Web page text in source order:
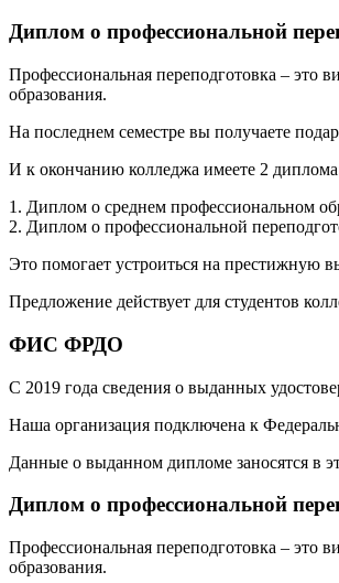
Диплом о профессиональной
Профессиональная переподготовка – это
образования.
На последнем семестре вы получаете
И к окончанию колледжа имеете 2
1. Диплом о среднем профессиональном
2. Диплом о профессиональной
Это помогает устроиться на престижную
Предложение действует для студентов
ФИС ФРДО
С 2019 года сведения о выданных
Наша организация подключена к
Данные о выданном дипломе заносятся в
Диплом о профессиональной
Профессиональная переподготовка – это
образования.